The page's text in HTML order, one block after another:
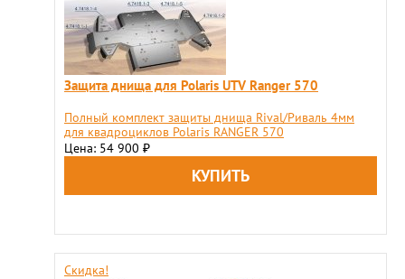
Защита днища для Polaris UTV Ranger 570
Полный комплект защиты днища Rival/Риваль 4мм
для квадроциклов Polaris RANGER 570
Цена: 54 900 ₽
Скидка!